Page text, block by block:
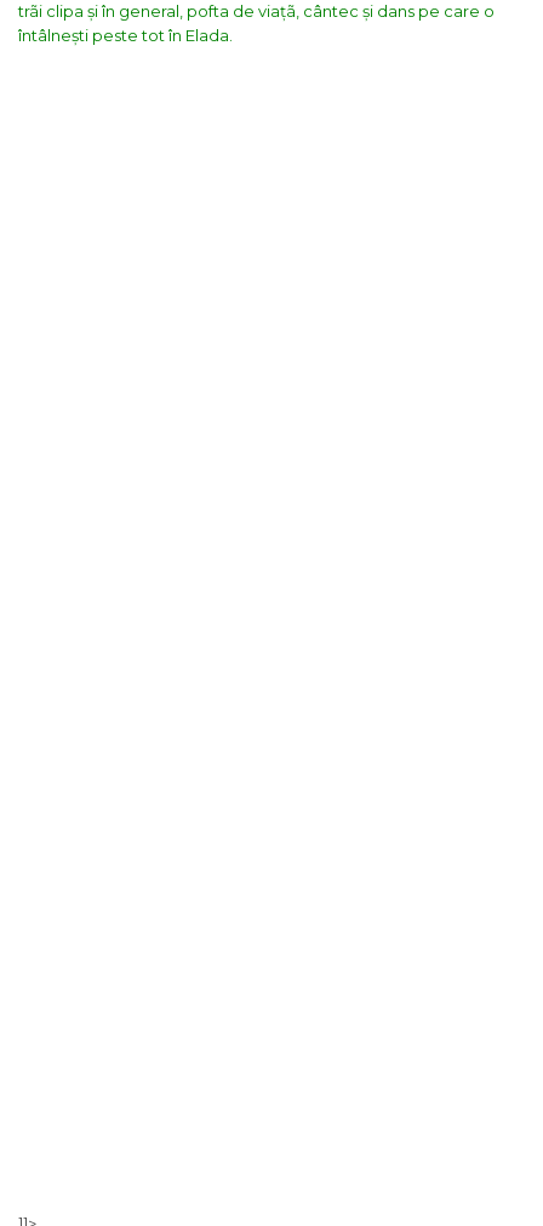
trãi clipa și în general, pofta de viațã, cântec și dans pe care o
întâlnești peste tot în Elada.